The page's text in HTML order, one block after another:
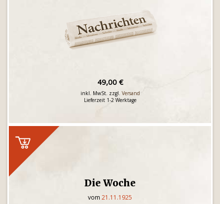
49,00 €
inkl. MwSt. zzgl. Versand
Lieferzeit 1-2 Werktage
Die Woche
vom 21.11.1925